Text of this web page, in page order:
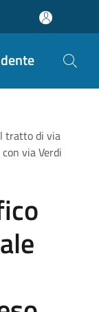
tratto di via
via Verdi